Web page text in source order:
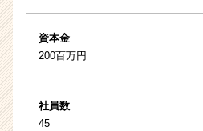
資本金
200百万円
社員数
45